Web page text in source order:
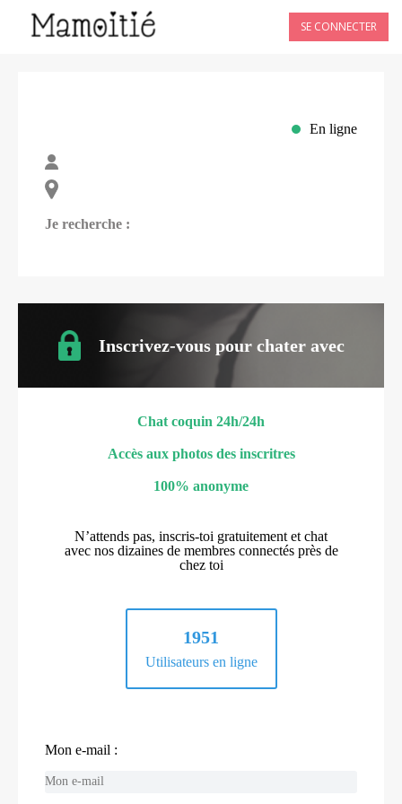
SE CONNECTER
En ligne
Je recherche :
Inscrivez-vous pour chater avec
Chat coquin 24h/24h
Accès aux photos des inscritres
100% anonyme
N’attends pas, inscris-toi gratuitement et chat
avec nos dizaines de membres connectés près de
chez toi
1951
Utilisateurs en ligne
Mon e-mail :